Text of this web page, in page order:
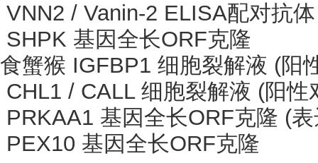
VNN2 / Vanin-2 ELISA配对抗体
SHPK 基因全长ORF克隆
食蟹猴 IGFBP1 细胞裂解液 (阳
CHL1 / CALL 细胞裂解液 (阳性
PRKAA1 基因全长ORF克隆 (
PEX10 基因全长ORF克隆